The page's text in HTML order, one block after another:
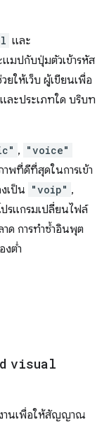
และ
แมปกับปุ่มตัวเข้ารหัส
ยให้เว็บ ผู้เขียนเพื่อ
ละประเภทใด บริบท
, "voice"
พที่ดีที่สุดในการเข้า
เป็น "voip" ,
รแกรมเปลี่ยนไฟล์
ด การทำซ้ำอินพุต
งต่ำ
visual
านเพื่อให้สัญญาณ